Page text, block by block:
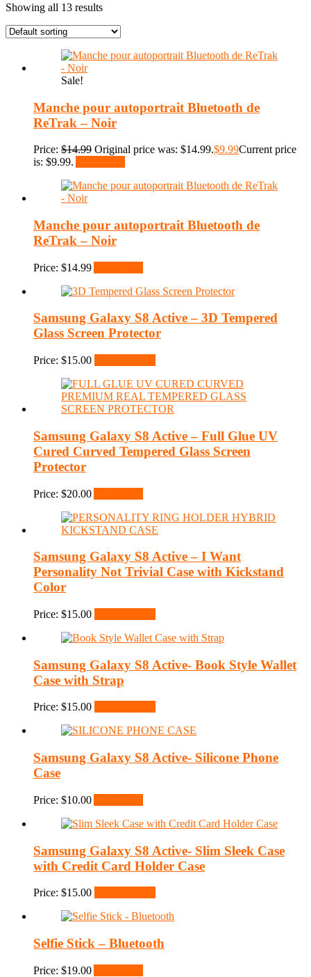
Showing all 13 results
Sale!
Manche pour autoportrait Bluetooth de
ReTrak – Noir
Price: $14.99 Original price was: $14.99.$9.99Current price
is: $9.99.
Manche pour autoportrait Bluetooth de
ReTrak – Noir
Price: $14.99
Samsung Galaxy S8 Active – 3D Tempered
Glass Screen Protector
Price: $15.00
Samsung Galaxy S8 Active – Full Glue UV
Cured Curved Tempered Glass Screen
Protector
Price: $20.00
Samsung Galaxy S8 Active – I Want
Personality Not Trivial Case with Kickstand
Color
Price: $15.00
Samsung Galaxy S8 Active- Book Style Wallet
Case with Strap
Price: $15.00
Samsung Galaxy S8 Active- Silicone Phone
Case
Price: $10.00
Samsung Galaxy S8 Active- Slim Sleek Case
with Credit Card Holder Case
Price: $15.00
Selfie Stick – Bluetooth
Price: $19.00